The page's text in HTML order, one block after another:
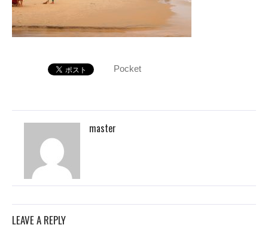
Pocket
master
LEAVE A REPLY